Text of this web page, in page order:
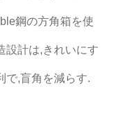
鋼の方角箱を使
設計は,きれいにす
で,盲角を減らす.